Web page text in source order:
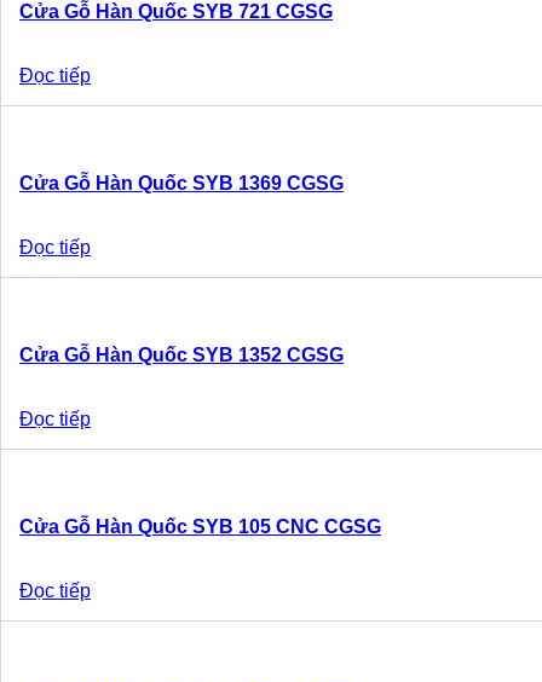
Cửa Gỗ Hàn Quốc SYB 721 CGSG
Đọc tiếp
Cửa Gỗ Hàn Quốc SYB 1369 CGSG
Đọc tiếp
Cửa Gỗ Hàn Quốc SYB 1352 CGSG
Đọc tiếp
Cửa Gỗ Hàn Quốc SYB 105 CNC CGSG
Đọc tiếp